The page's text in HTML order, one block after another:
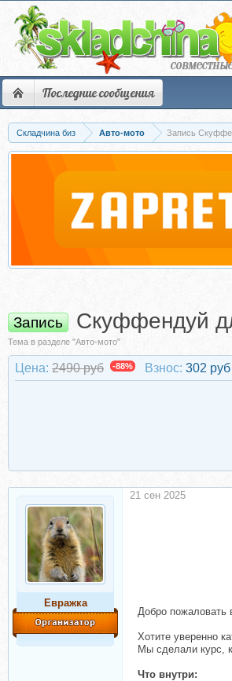
Последние сообщения
Складчина биз Авто-мото Запись
Запись Скуффендуй
Тема в разделе "Авто-мото"
Цена: 2490 руб -88% Взнос: 302 руб
Евражкa
Добро пожаловать
Хотите уверенно
Мы сделали курс,
Что внутри:
21 сен 2025